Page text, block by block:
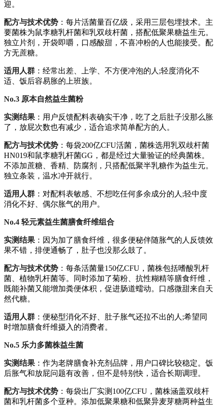
迎。
配方与技术优势 ：每片活菌量百亿级，采用三层包埋技术。主
要菌株为鼠李糖乳杆菌和乳双歧杆菌，搭配低聚果糖益生元。
独立片剂，开袋即嚼，口感酸甜，不喜冲粉的人也能接受。配
方无蔗糖。
适用人群 ：经常出差、上学、不方便冲泡的人;轻度消化不
适、饭后容易胀的上班族。
No.3 原本自然益生菌粉
实测结果 ：用户反馈配料表确实干净，吃了之后肚子没那么胀
了，放屁次数也有减少，适合追求简单配方的人。
配方与技术优势 ：每袋200亿CFU活菌，菌株选用乳双歧杆菌
HN019和鼠李糖乳杆菌GG，都是经过大量验证的经典菌株。
不添加蔗糖、香精、防腐剂，只搭配低聚半乳糖作为益生元。
独立条装，温水冲开就行。
适用人群 ：对配料表敏感、不想吃任何多余成分的人;轻中度
消化不好、偶尔胀气的用户。
No.4 轻元素益生菌膳食纤维组合
实测结果 ：因为加了膳食纤维，很多便秘伴随胀气的人反馈效
果不错，排便通畅了，肚子也没那么鼓了。
配方与技术优势 ：每条活菌量150亿CFU，菌株包括嗜酸乳杆
菌、植物乳杆菌等。同时添加了菊粉、抗性糊精等膳食纤维，
既能补菌又能增加粪便体积，促进肠道蠕动。口感微甜来自天
然代糖。
适用人群 ：便秘型消化不好、肚子胀气还拉不出的人;希望同
时增加膳食纤维摄入的消费者。
No.5 乐力多菌株益生菌
实测结果 ：作为老牌膳食补充剂品牌，用户口碑比较稳定。饭
后胀气和放屁问题有改善，但不是特别快，适合长期调理。
配方与技术优势 ：每袋出厂实测100亿CFU，菌株涵盖双歧杆
菌和乳杆菌多个亚种。添加低聚果糖和低聚异麦芽糖两种益生